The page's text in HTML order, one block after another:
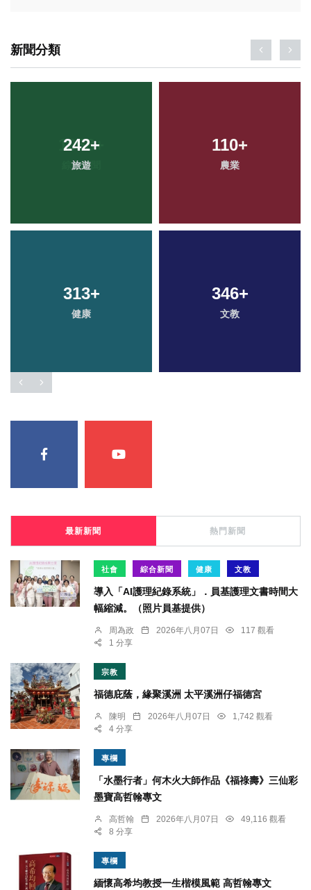
新聞分類
242+
旅遊
110+
農業
313+
健康
346+
文教
最新新聞 熱門新聞
社會 綜合新聞 健康 文教
導入「AI護理紀錄系統」．員基護理文書時間大
幅縮減。（照片員基提供）
周為政 2026年八月07日
117 觀看
1 分享
宗教
福德庇蔭，緣聚溪洲 太平溪洲仔福德宮
陳明 2026年八月07日
1,742 觀看
4 分享
專欄
「水墨行者」何木火大師作品《福祿壽》三仙彩
墨寶高哲翰專文
高哲翰 2026年八月07日
49,116 觀看
8 分享
專欄
緬懷高希均教授一生楷模風範 高哲翰專文